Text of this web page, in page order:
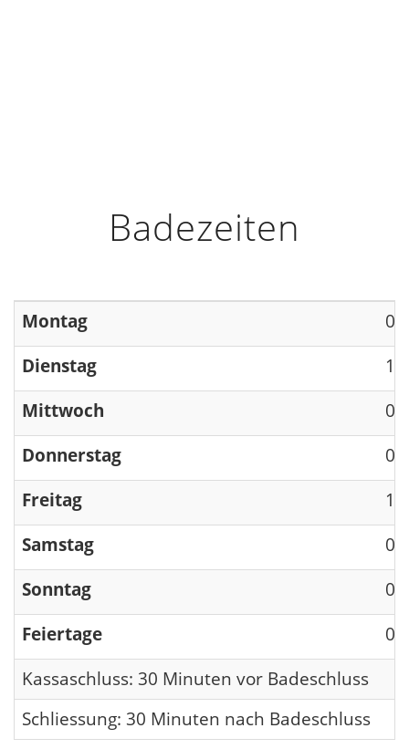
Badezeiten
Montag
Dienstag
Mittwoch
Donnerstag
Freitag
Samstag
Sonntag
Feiertage
Kassaschluss: 30 Minuten vor Badeschluss
Schliessung: 30 Minuten nach Badeschluss